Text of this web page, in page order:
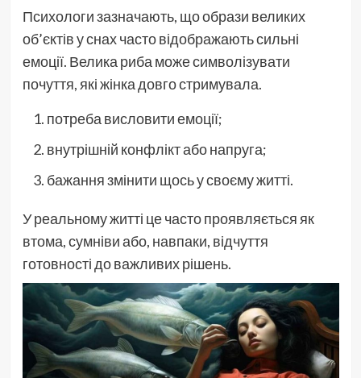
Психологи зазначають, що образи великих
об’єктів у снах часто відображають сильні
емоції. Велика риба може символізувати
почуття, які жінка довго стримувала.
потреба висловити емоції;
внутрішній конфлікт або напруга;
бажання змінити щось у своєму житті.
У реальному житті це часто проявляється як
втома, сумніви або, навпаки, відчуття
готовності до важливих рішень.